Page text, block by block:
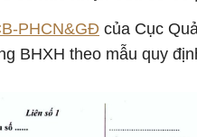
PHCN&GĐ của Cục
BHXH theo mẫu quy